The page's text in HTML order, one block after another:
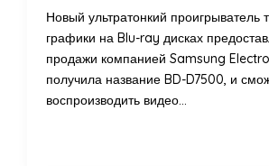
Новый ультратонкий проигрыватель
графики на Blu-ray дисках
продажи компанией Samsung
получила название BD-D7500, и
воспроизводить видео…